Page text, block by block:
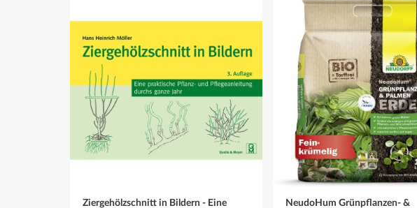
Ziergehölzschnitt in Bildern - Eine
NeudoHum Grünpflanzen- &